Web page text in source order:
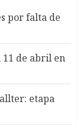
por falta de
de abril en
etapa